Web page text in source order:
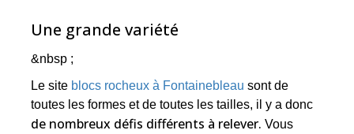
Une grande variété
&nbsp ;
Le site blocs rocheux à Fontainebleau sont de
toutes les formes et de toutes les tailles, il y a donc
de nombreux défis différents à relever. Vous